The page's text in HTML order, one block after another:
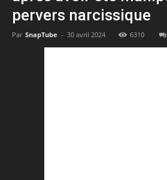
pervers narcissique
Par SnapTube - 30 avril 2024 6310